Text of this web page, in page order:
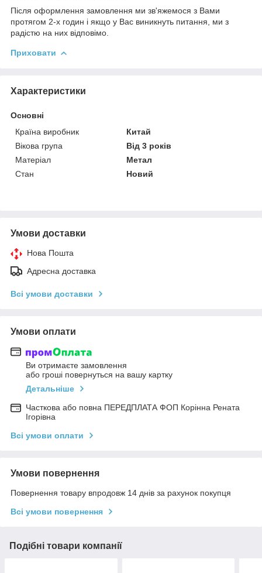
Після оформлення замовлення ми зв'яжемося з Вами
протягом 2-х годин і якщо у Вас виникнуть питання, ми з
радістю на них відповімо.
Приховати
Характеристики
Основні
Країна виробник
Китай
Вікова група
Від 3 років
Матеріал
Метал
Стан
Новий
Умови доставки
Нова Пошта
Адресна доставка
Всі умови доставки
Умови оплати
Ви отримаєте замовлення
або гроші повернуться на вашу картку
Детальніше
Часткова або повна ПЕРЕДПЛАТА ФОП Корінна Рената
Ігорівна
Всі умови оплати
Умови повернення
Повернення товару впродовж 14 днів за рахунок покупця
Всі умови повернення
Подібні товари компанії